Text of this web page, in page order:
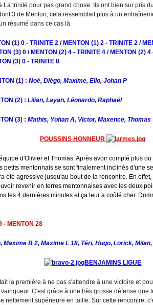
La trinité pour pas grand chose. Ils ont bien sur pris
3 de Menton, cela ressemblait plus à un
résumé dans ce cas là.
(1) 0 - TRINITE 2 / MENTON (1) 2 - TRINITE 2 /
(3) 0 / MENTON (2) 4 - TRINITE 4 / MENTON (2)
(3) 0 - TRINITE 8
(1) : Noé, Diégo, Maxime, Elio, Johan P
(2) : Lilian, Layan, Léonardo, Raphaël
(3) : Mathis, Yohan A, Victor, Maxence, Thomas
POUSSINS HONNEUR
d'Olivier et Thomas. Après avoir compté plus
petits mentonnais se sont finalement inclinés d'une
été agressive jusqu'au bout de la rencontre. En
revenir en terres mentonnaises avec les deux
les 4 dernières minutes et ça leur a coûté cher.
- MENTON 28
Maxime B 2, Maxime L 18, Téri, Hugo, Lorick,
BENJAMINS LIGUE
la première à ne pas s'attendre à une victoire et
C'est grâce à une très grosse défense que
nettement supérieure en taille. Sur cette rencontre,